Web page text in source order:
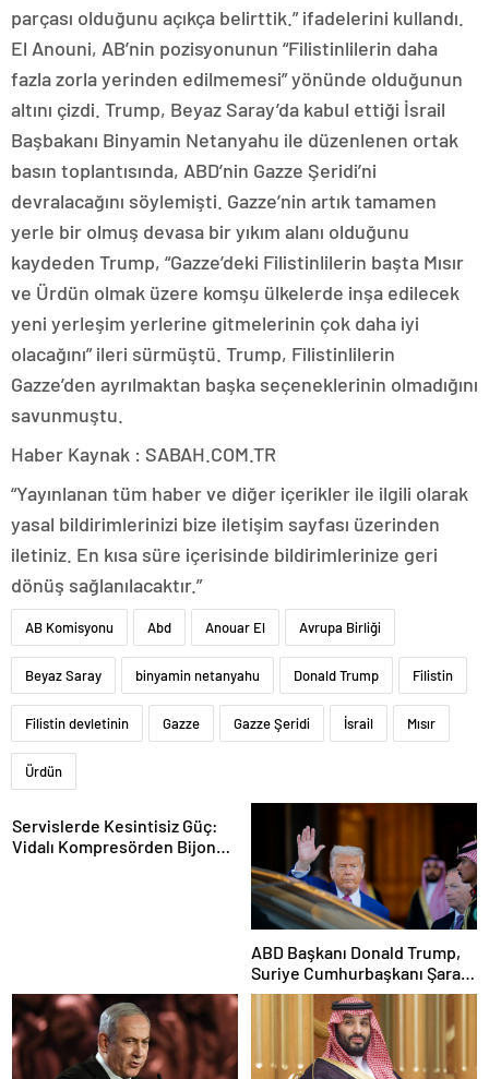
parçası olduğunu açıkça belirttik.” ifadelerini kullandı.
El Anouni, AB’nin pozisyonunun “Filistinlilerin daha
fazla zorla yerinden edilmemesi” yönünde olduğunun
altını çizdi. Trump, Beyaz Saray’da kabul ettiği İsrail
Başbakanı Binyamin Netanyahu ile düzenlenen ortak
basın toplantısında, ABD’nin Gazze Şeridi’ni
devralacağını söylemişti. Gazze’nin artık tamamen
yerle bir olmuş devasa bir yıkım alanı olduğunu
kaydeden Trump, “Gazze’deki Filistinlilerin başta Mısır
ve Ürdün olmak üzere komşu ülkelerde inşa edilecek
yeni yerleşim yerlerine gitmelerinin çok daha iyi
olacağını” ileri sürmüştü. Trump, Filistinlilerin
Gazze’den ayrılmaktan başka seçeneklerinin olmadığını
savunmuştu.
Haber Kaynak : SABAH.COM.TR
“Yayınlanan tüm haber ve diğer içerikler ile ilgili olarak
yasal bildirimlerinizi bize iletişim sayfası üzerinden
iletiniz. En kısa süre içerisinde bildirimlerinize geri
dönüş sağlanılacaktır.”
AB Komisyonu Abd Anouar El Avrupa Birliği
Beyaz Saray binyamin netanyahu Donald Trump Filistin
Filistin devletinin Gazze Gazze Şeridi İsrail Mısır
Ürdün
Servislerde Kesintisiz Güç:
Vidalı Kompresörden Bijon
ABD Başkanı Donald Trump,
Suriye Cumhurbaşkanı Şara
ile görüşecek